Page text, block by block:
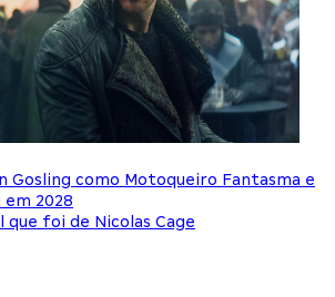
Gosling como Motoqueiro Fantasma e
2028
que foi de Nicolas Cage